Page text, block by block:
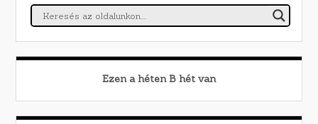
Ezen a héten B hét van